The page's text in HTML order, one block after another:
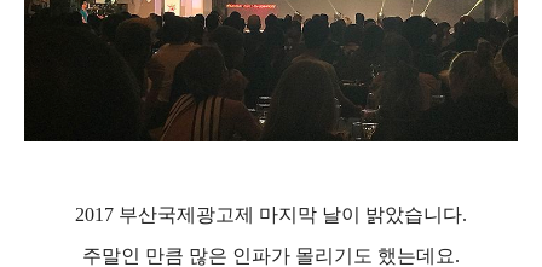
2017 부산국제광고제 마지막 날이 밝았습니다.
주말인 만큼 많은 인파가 몰리기도 했는데요.